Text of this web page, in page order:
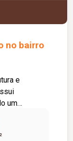
no bairro
e
um